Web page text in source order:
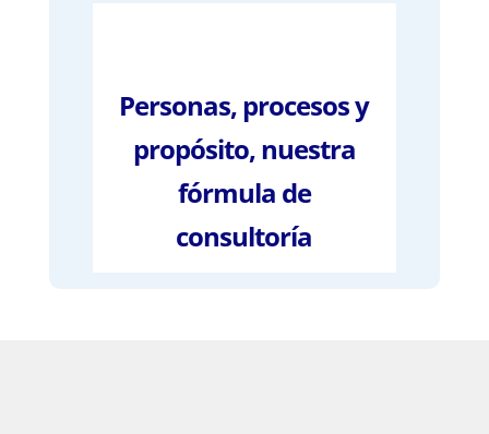
Personas, procesos y
propósito, nuestra
fórmula de
consultoría